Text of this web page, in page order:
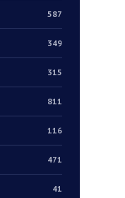
587
349
315
811
116
471
41